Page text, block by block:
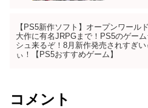
【PS5新作ソフト】オープンワール
大作に有名JRPGまで！PS5のゲーム
シュ来るぞ！8月新作発売されすぎい
ぃ！【PS5おすすめゲーム】
コメント